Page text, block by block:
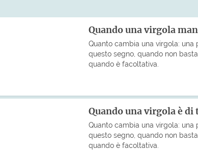
Quando una virgola
Quanto cambia una virgola: una
questo segno, quando non
quando è facoltativa.
Quando una virgola è
Quanto cambia una virgola: una
questo segno, quando non
quando è facoltativa.